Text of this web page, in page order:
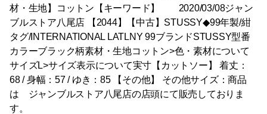
材・生地】コットン【キーワード】 2020/03/08ジャン
ブルストア八尾店 【2044】【中古】STUSSY◆99年製/紺
タグ/INTERNATIONAL LATLNY 99ブランドSTUSSY型番
カラーブラック柄素材・生地コットン>色・素材について
サイズL>サイズ表示について実寸【カットソー】 着丈：
68 / 身幅：57 / ゆき：85 【その他】 その他サイズ：商品
は ジャンブルストア八尾店の店頭にて販売しておりま
す。